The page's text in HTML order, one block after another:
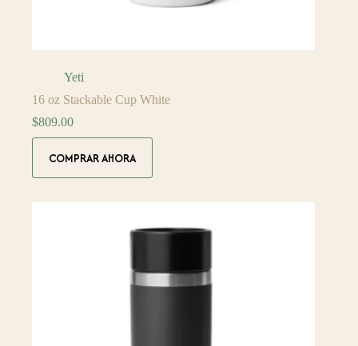
Yeti
16 oz Stackable Cup White
$809.00
COMPRAR AHORA